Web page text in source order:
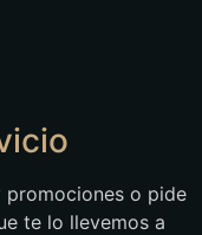
promociones o pide
te lo llevemos a